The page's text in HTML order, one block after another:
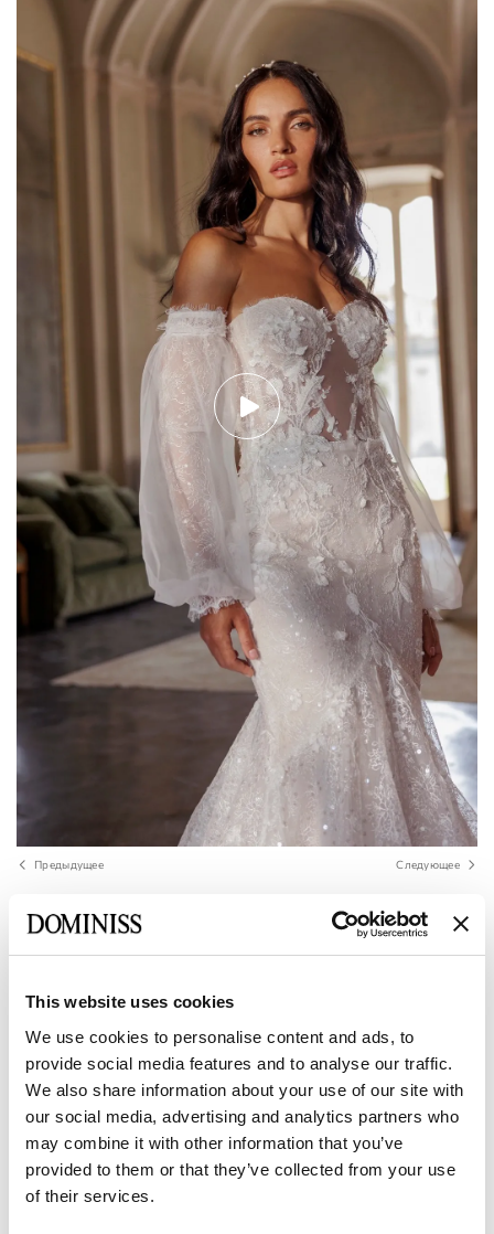
This website uses cookies
We use cookies to personalise content and ads, to
provide social media features and to analyse our traffic.
We also share information about your use of our site with
our social media, advertising and analytics partners who
may combine it with other information that you’ve
provided to them or that they’ve collected from your use
of their services.
Предыдущее Следующее
UNDINA Кружевное Свадебное Платье
Вырез Бюстье Силуэт Рыбка
Размер: Таблица размеров
Европейский:
Производителя:
34 EU 36 EU 38 EU 40 EU 42 EU